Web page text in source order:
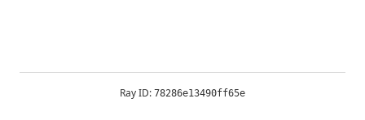
Ray ID: 78286e13490ff65e